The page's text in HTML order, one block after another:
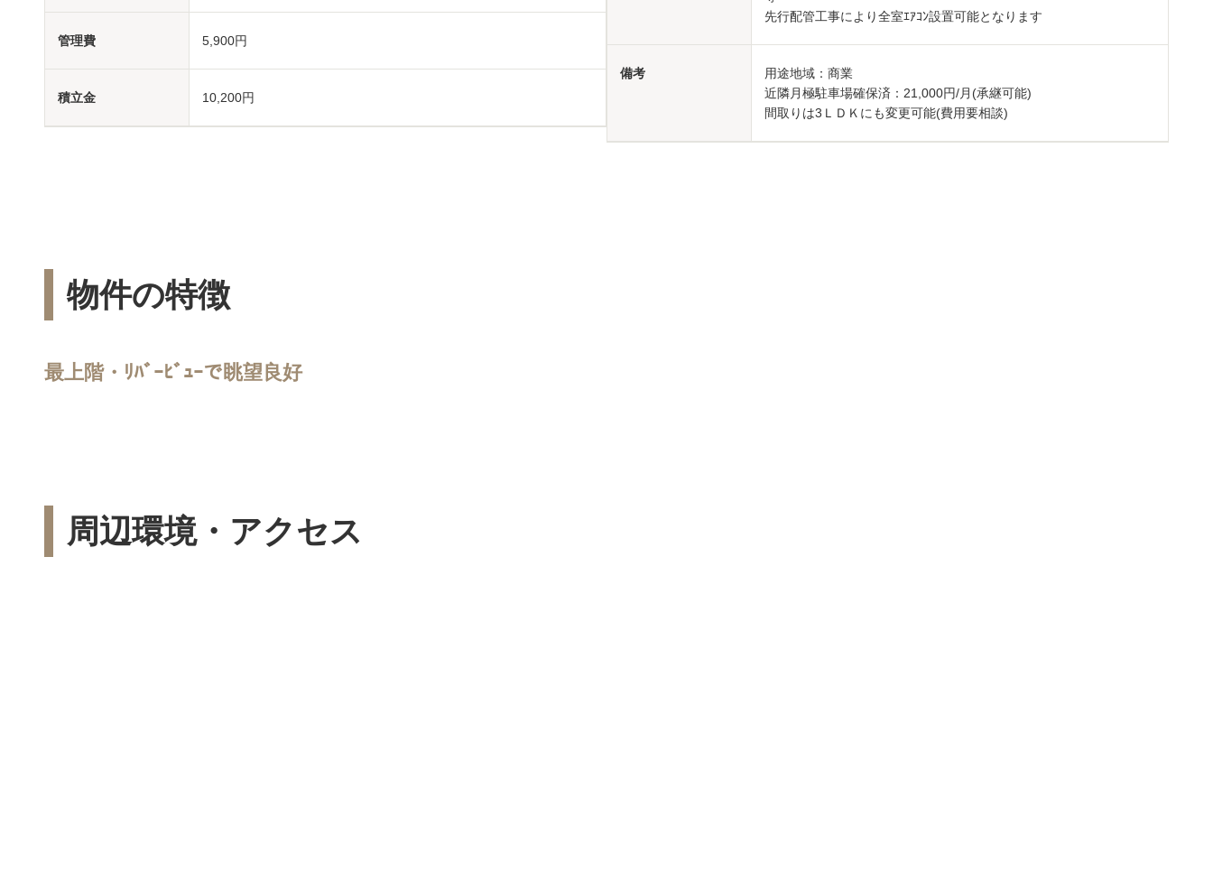
管理費 5,900円
積立金 10,200円
先行配管工事により全室ｴｱｺﾝ設置可能となります
備考
用途地域：商業
近隣月極駐車場確保済：21,000円/月(承継可能)
間取りは3ＬＤＫにも変更可能(費用要相談)
物件の特徴
最上階・ﾘﾊﾞｰﾋﾞｭｰで眺望良好
周辺環境・アクセス